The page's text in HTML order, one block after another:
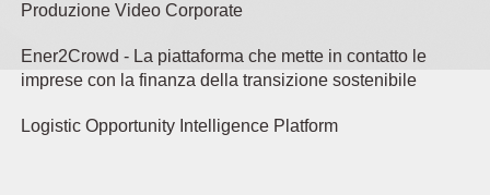
Produzione Video Corporate
Ener2Crowd - La piattaforma che mette in contatto le
imprese con la finanza della transizione sostenibile
Logistic Opportunity Intelligence Platform